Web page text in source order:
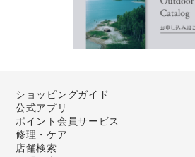
ショッピングガイド
公式アプリ
ポイント会員サービス
修理・ケア
店舗検索